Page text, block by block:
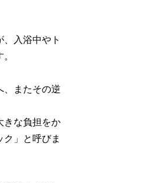
入浴中やト
、またその逆
きな負担をか
」と呼びま